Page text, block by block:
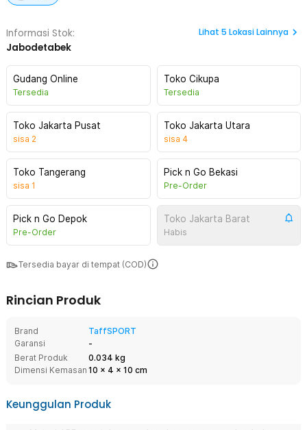
Informasi Stok:
Jabodetabek
Lihat 5 Lokasi Lainnya
Gudang Online
Tersedia
Toko Cikupa
Tersedia
Toko Jakarta Pusat
sisa 2
Toko Jakarta Utara
sisa 4
Toko Tangerang
sisa 1
Pick n Go Bekasi
Pre-Order
Pick n Go Depok
Pre-Order
Toko Jakarta Barat
Habis
Tersedia bayar di tempat (COD)
Rincian Produk
Brand
TaffSPORT
Garansi
-
Berat Produk
0.034 kg
Dimensi Kemasan 10 x 4 x 10 cm
Keunggulan Produk